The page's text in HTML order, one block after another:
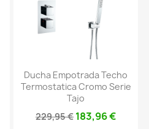
Ducha Empotrada Techo
Termostatica Cromo Serie
Tajo
229,95 € 183,96 €